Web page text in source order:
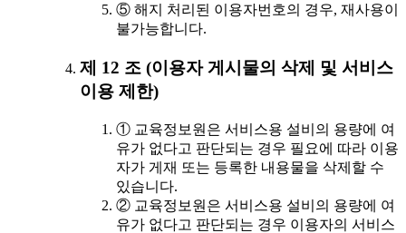
⑤ 해지 처리된 이용자번호의 경우, 재사용이
불가능합니다.
제 12 조 (이용자 게시물의 삭제 및 서비스
이용 제한)
① 교육정보원은 서비스용 설비의 용량에 여
유가 없다고 판단되는 경우 필요에 따라 이용
자가 게재 또는 등록한 내용물을 삭제할 수
있습니다.
② 교육정보원은 서비스용 설비의 용량에 여
유가 없다고 판단되는 경우 이용자의 서비스